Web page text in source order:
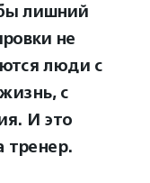
лишний
не
люди с
с
И это
тренер.